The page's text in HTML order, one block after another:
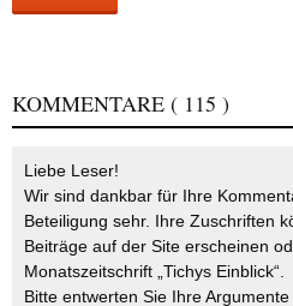
KOMMENTARE ( 115 )
Liebe Leser!
Wir sind dankbar für Ihre
Beteiligung sehr. Ihre Zuschriften
Beiträge auf der Site erscheinen
Monatszeitschrift „Tichys Einblick“.
Bitte entwerten Sie Ihre